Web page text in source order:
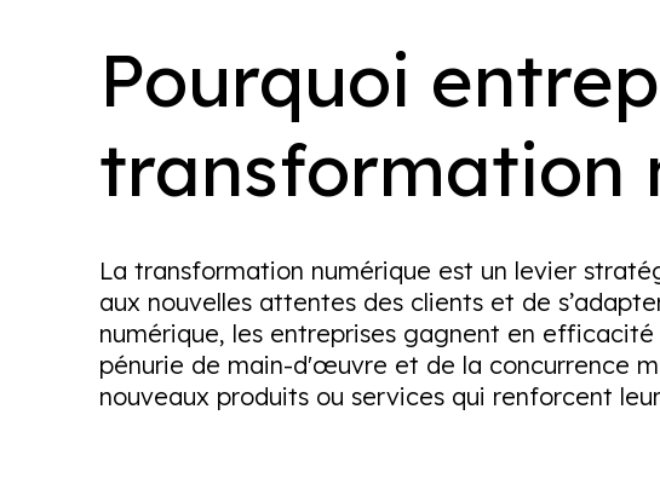
Pourquoi
transformation
La transformation numérique est un levier
aux nouvelles attentes des clients et de
numérique, les entreprises gagnent en
pénurie de main-d'œuvre et de la concurrence
nouveaux produits ou services qui renforcent